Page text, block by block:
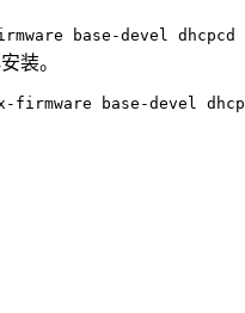
base-devel dhcpcd
装。